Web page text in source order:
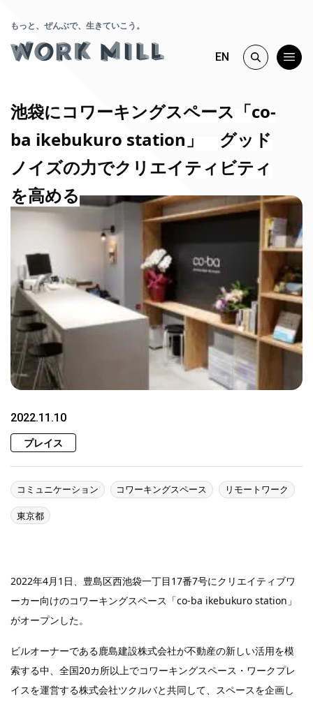
もっと、ぜんぶで、生きていこう。
EN
池袋にコワーキングスペース「co-
ba ikebukuro station」 グッド
ノイズの力でクリエイティビティ
を高める
2022.11.10
プレイス
コミュニケーション コワーキングスペース リモートワーク
東京都
2022年4月1日、豊島区西池袋一丁目17番7号にクリエイティブワ
ーカー向けのコワーキングスペース「co-ba ikebukuro station」
がオープンした。
ビルオーナーである鹿島建設株式会社が不動産の新しい活用を模
索する中、全国20カ所以上でコワーキングスペース・ワークプレ
イスを運営する株式会社ツクルバと共同して、スペースを企画し